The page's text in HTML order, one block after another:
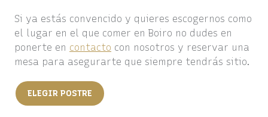
Si ya estás convencido y quieres escogernos como
el lugar en el que comer en Boiro no dudes en
ponerte en contacto con nosotros y reservar una
mesa para asegurarte que siempre tendrás sitio.
ELEGIR POSTRE